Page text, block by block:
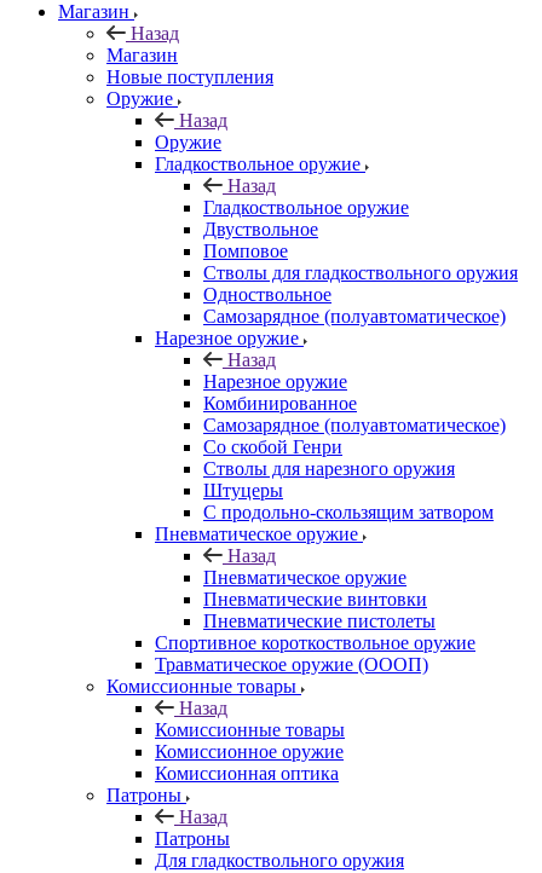
Магазин
Назад
Магазин
Новые поступления
Оружие
Назад
Оружие
Гладкоствольное оружие
Назад
Гладкоствольное оружие
Двуствольное
Помповое
Стволы для гладкоствольного оружия
Одноствольное
Самозарядное (полуавтоматическое)
Нарезное оружие
Назад
Нарезное оружие
Комбинированное
Самозарядное (полуавтоматическое)
Со скобой Генри
Стволы для нарезного оружия
Штуцеры
С продольно-скользящим затвором
Пневматическое оружие
Назад
Пневматическое оружие
Пневматические винтовки
Пневматические пистолеты
Спортивное короткоствольное оружие
Травматическое оружие (ОООП)
Комиссионные товары
Назад
Комиссионные товары
Комиссионное оружие
Комиссионная оптика
Патроны
Назад
Патроны
Для гладкоствольного оружия